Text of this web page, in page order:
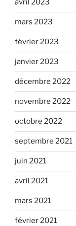
avril 2023
mars 2023
février 2023
janvier 2023
décembre 2022
novembre 2022
octobre 2022
septembre 2021
juin 2021
avril 2021
mars 2021
février 2021